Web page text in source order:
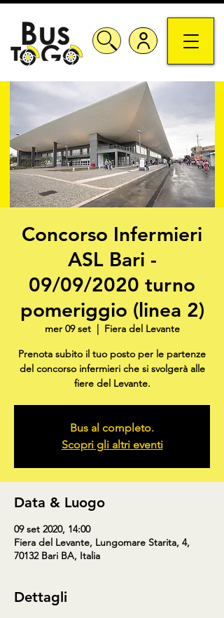
Concorso Infermieri
ASL Bari -
09/09/2020 turno
pomeriggio (linea 2)
mer 09 set
  |
Fiera del Levante
Prenota subito il tuo posto per le partenze
del concorso infermieri che si svolgerà alle
fiere del Levante.
Bus al completo.
Scopri gli altri eventi
Data & Luogo
09 set 2020, 14:00
Fiera del Levante, Lungomare Starita, 4,
70132 Bari BA, Italia
Dettagli